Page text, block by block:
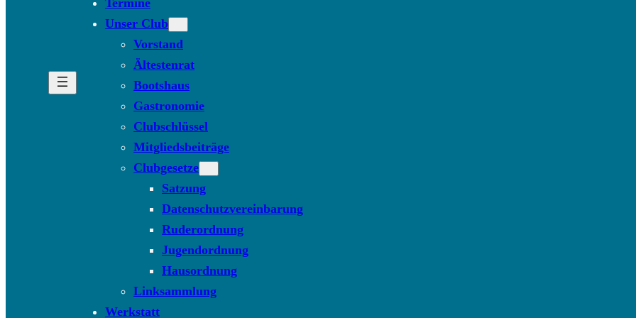
Unser Club
Vorstand
Ältestenrat
Bootshaus
Gastronomie
Clubschlüssel
Mitgliedsbeiträge
Clubgesetze
Satzung
Datenschutzvereinbarung
Ruderordnung
Jugendordnung
Hausordnung
Linksammlung
Werkstatt